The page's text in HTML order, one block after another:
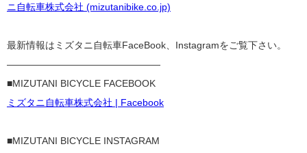
ニ自転車株式会社 (mizutanibike.co.jp)
最新情報はミズタニ自転車FaceBook、Instagramをご覧下さい。
————————————————
■MIZUTANI BICYCLE FACEBOOK
ミズタニ自転車株式会社 | Facebook
■MIZUTANI BICYCLE INSTAGRAM